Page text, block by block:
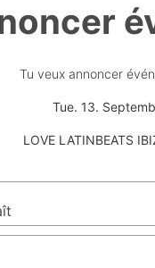
Tu veux annoncer
Tue. 13.
LOVE LATINBEATS